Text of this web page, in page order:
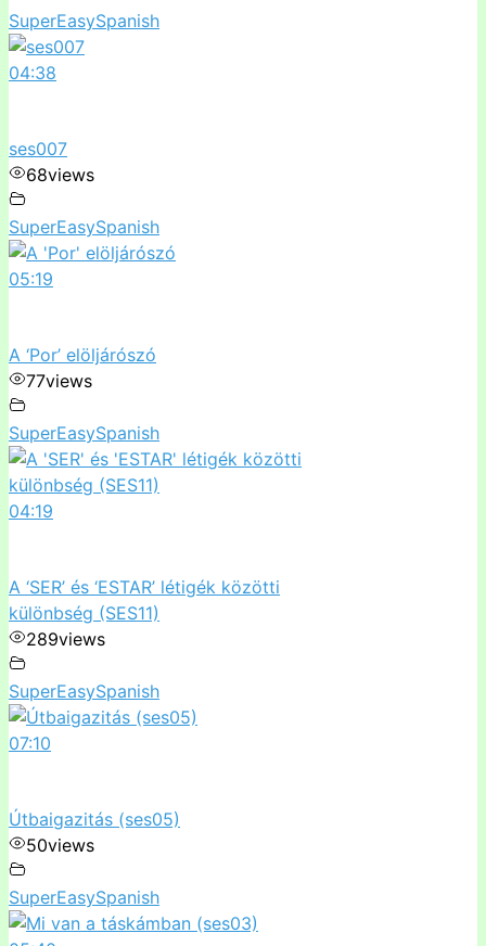
SuperEasySpanish
04:38
ses007
68views
SuperEasySpanish
05:19
A ‘Por’ elöljárószó
77views
SuperEasySpanish
04:19
A ‘SER’ és ‘ESTAR’ létigék közötti
különbség (SES11)
289views
SuperEasySpanish
07:10
Útbaigazitás (ses05)
50views
SuperEasySpanish